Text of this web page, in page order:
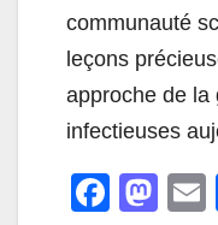
communauté
leçons
approche de la
infectieuses
F
M